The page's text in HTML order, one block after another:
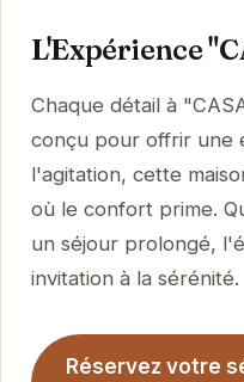
L'Expérience
Chaque détail à
conçu pour offrir une
l'agitation, cette
où le confort prime.
un séjour prolongé,
invitation à la sérénité.
Réservez votre